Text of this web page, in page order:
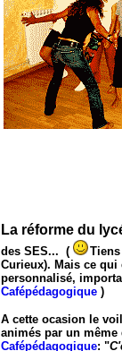
La réforme du
des SES... (
Curieux). Mais ce qui
personnalisé,
Cafépédagogique )
A cette ocasion le
animés par un
Cafépédagogique: "